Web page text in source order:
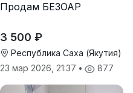
Продам БЕЗОАР
3 500 ₽
Республика Саха (Якутия)
23 мар 2026, 21:37 • 877